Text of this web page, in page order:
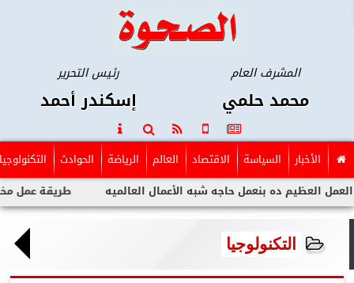
المشرف العام
محمد حلمي
رئيس التحرير
إسكندر أحمد
الأخبار السياسة الاقتصاد العالم الرياضة الحوادث التكنولوجيا
طريقة عمل مخلل ده بنعمل حاجه شبه الأعمال العالميه
التكنولوجيا